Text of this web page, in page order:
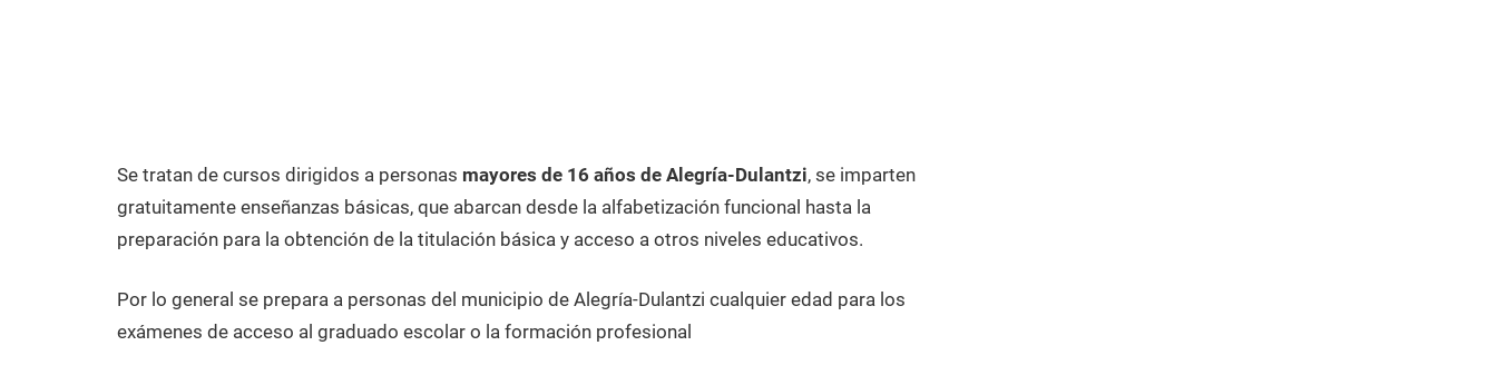
Se tratan de cursos dirigidos a personas mayores de 16 años de Alegría-Dulantzi, se imparten
gratuitamente enseñanzas básicas, que abarcan desde la alfabetización funcional hasta la
preparación para la obtención de la titulación básica y acceso a otros niveles educativos.
Por lo general se prepara a personas del municipio de Alegría-Dulantzi cualquier edad para los
exámenes de acceso al graduado escolar o la formación profesional